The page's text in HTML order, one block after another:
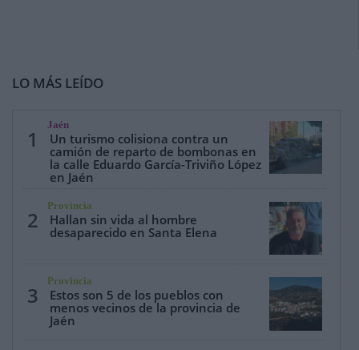
LO MÁS LEÍDO
1
Jaén
Un turismo colisiona contra un
camión de reparto de bombonas en
la calle Eduardo García-Triviño López
en Jaén
2
Provincia
Hallan sin vida al hombre
desaparecido en Santa Elena
3
Provincia
Estos son 5 de los pueblos con
menos vecinos de la provincia de
Jaén